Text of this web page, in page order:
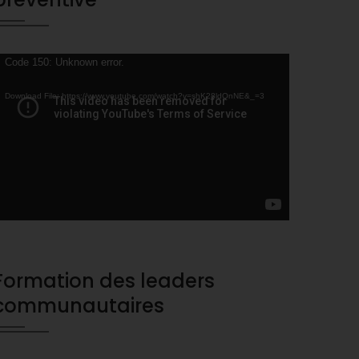
Code 150: Unknown error.
Download File: https://www.youtube.com/watch?v=shK28ldQnNE&_=3
des leaders